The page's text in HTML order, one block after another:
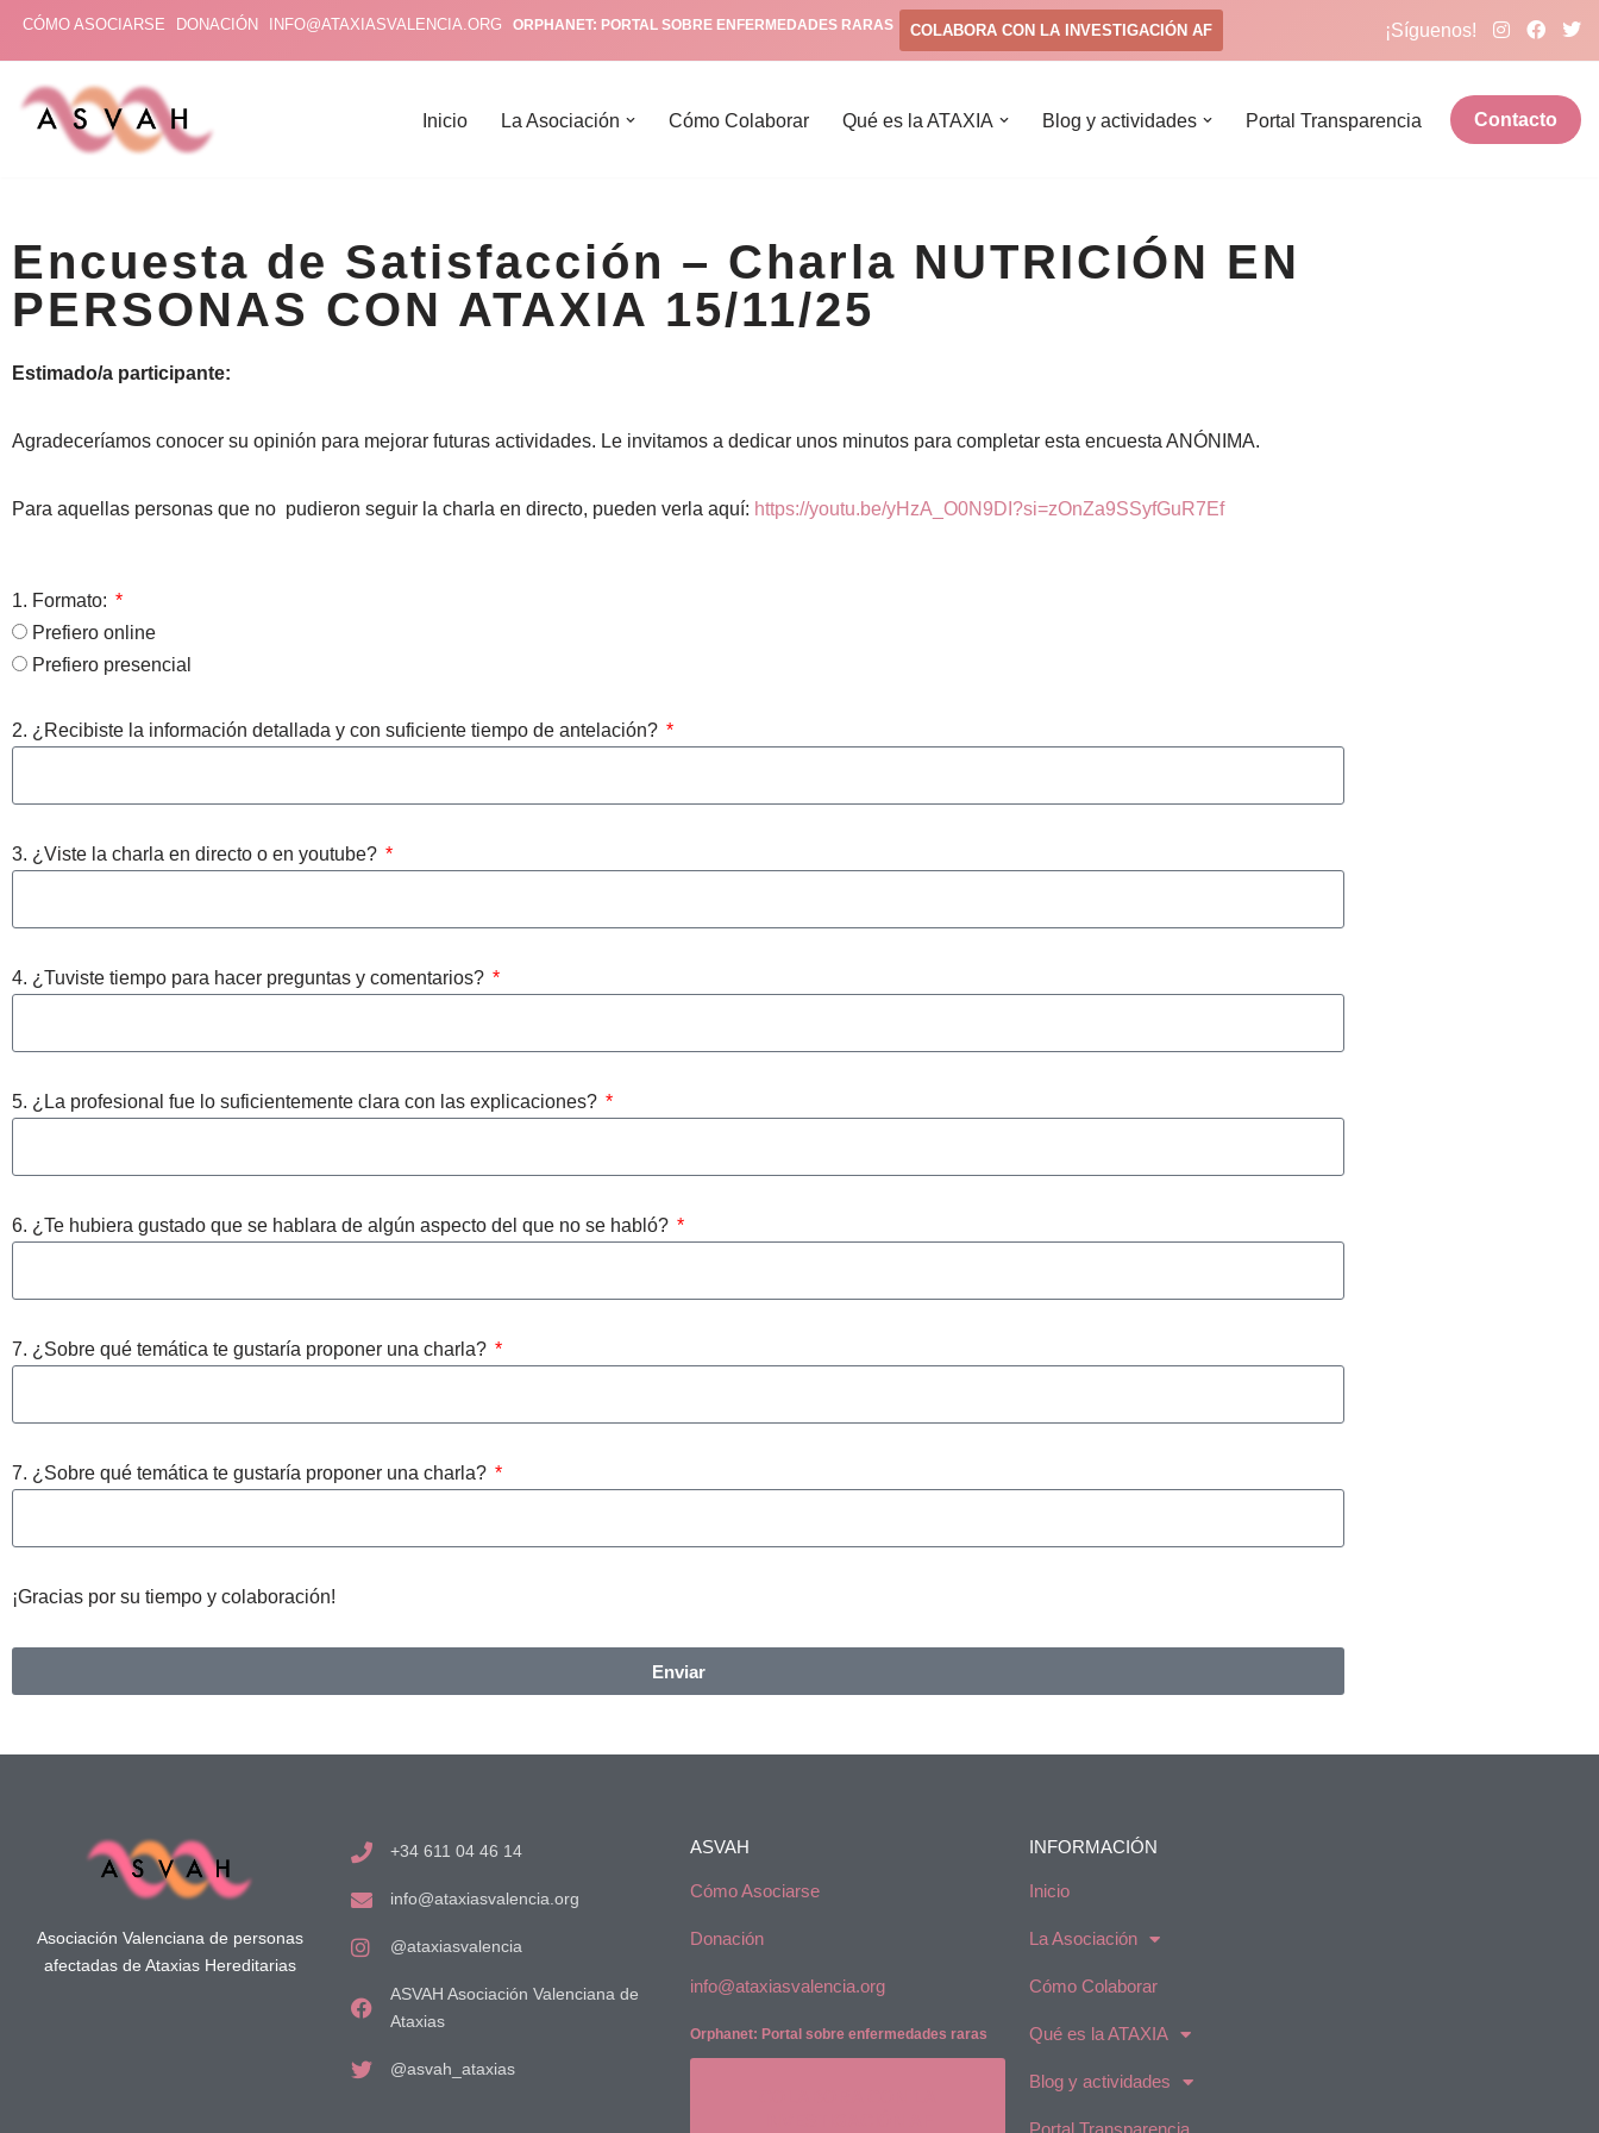
Saltar
al
contenido
CÓMO ASOCIARSE DONACIÓN INFO@ATAXIASVALENCIA.ORG ORPHANET: PORTAL SOBRE ENFERMEDADES RARAS COLABORA CON LA INVESTIGACIÓN AF ¡Síguenos!
Inicio La Asociación Cómo Colaborar Qué es la ATAXIA Blog y actividades Portal Transparencia Contacto
Encuesta de Satisfacción – Charla NUTRICIÓN EN
PERSONAS CON ATAXIA 15/11/25
Estimado/a participante:
Agradeceríamos conocer su opinión para mejorar futuras actividades. Le invitamos a dedicar unos minutos para completar esta encuesta ANÓNIMA.
Para aquellas personas que no pudieron seguir la charla en directo, pueden verla aquí: https://youtu.be/yHzA_O0N9DI?si=zOnZa9SSyfGuR7Ef
1. Formato:
Prefiero online
Prefiero presencial
2. ¿Recibiste la información detallada y con suficiente tiempo de antelación?
3. ¿Viste la charla en directo o en youtube?
4. ¿Tuviste tiempo para hacer preguntas y comentarios?
5. ¿La profesional fue lo suficientemente clara con las explicaciones?
6. ¿Te hubiera gustado que se hablara de algún aspecto del que no se habló?
7. ¿Sobre qué temática te gustaría proponer una charla?
7. ¿Sobre qué temática te gustaría proponer una charla?
¡Gracias por su tiempo y colaboración!
Enviar
Asociación Valenciana de personas
afectadas de Ataxias Hereditarias
+34 611 04 46 14
info@ataxiasvalencia.org
@ataxiasvalencia
ASVAH Asociación Valenciana de
Ataxias
@asvah_ataxias
ASVAH
Cómo Asociarse
Donación
info@ataxiasvalencia.org
Orphanet: Portal sobre enfermedades raras
INFORMACIÓN
Inicio
La Asociación
Cómo Colaborar
Qué es la ATAXIA
Blog y actividades